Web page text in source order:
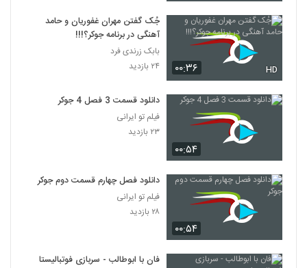
۰۰:۳۶ HD
جُک گفتن مهران غفوریان و حامد
آهنگی در برنامه جوکر؟!!!
بابک زرندی فرد
۲۴ بازدید
۰۰:۵۴
دانلود قسمت 3 فصل 4 جوکر
فیلم تو ایرانی
۲۳ بازدید
۰۰:۵۴
دانلود فصل چهارم قسمت دوم جوکر
فیلم تو ایرانی
۲۸ بازدید
فان با ابوطالب - سربازی فوتبالیستا